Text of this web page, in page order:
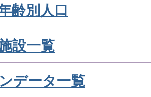
齢別人口
設一覧
データ一覧